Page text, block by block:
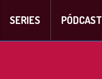
SERIES PÓDCAST